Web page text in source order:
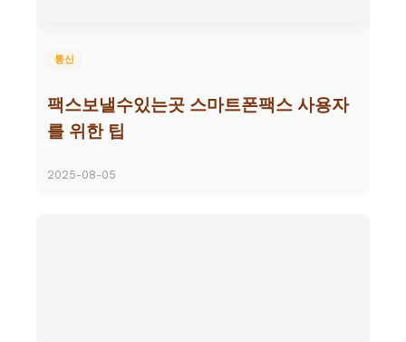
통신
팩스보낼수있는곳 스마트폰팩스 사용자
를 위한 팁
2025-08-05